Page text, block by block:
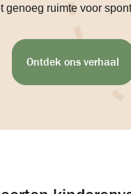
genoeg ruimte voor
Ontdek ons verhaal